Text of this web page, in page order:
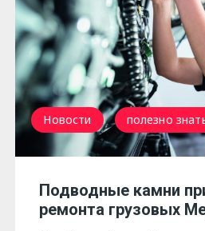
Новости полезно
Подводные камни
ремонта грузовых